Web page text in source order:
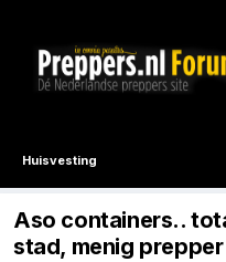
Huisvesting
Aso containers..
stad, menig